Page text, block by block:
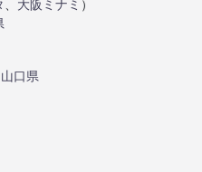
大阪ミナミ ）
山口県